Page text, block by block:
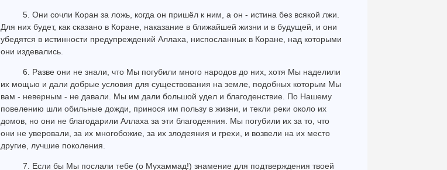
5. Они сочли Коран за ложь, когда он пришёл к ним, а он - истина без всякой лжи.
Для них будет, как сказано в Коране, наказание в ближайшей жизни и в будущей, и они
убедятся в истинности предупреждений Аллаха, ниспосланных в Коране, над которыми
они издевались.
6. Разве они не знали, что Мы погубили много народов до них, хотя Мы наделили
их мощью и дали добрые условия для существования на земле, подобных которым Мы
вам - неверным - не давали. Мы им дали большой удел и благоденствие. По Нашему
повелению шли обильные дожди, принося им пользу в жизни, и текли реки около их
домов, но они не благодарили Аллаха за эти благодеяния. Мы погубили их за то, что
они не уверовали, за их многобожие, за их злодеяния и грехи, и возвели на их место
другие, лучшие поколения.
7. Если бы Мы послали тебе (о Мухаммад!) знамение для подтверждения твоей